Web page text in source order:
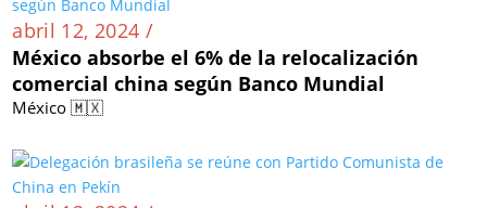
abril 12, 2024 /
México absorbe el 6% de la relocalización
comercial china según Banco Mundial
México 🇲🇽